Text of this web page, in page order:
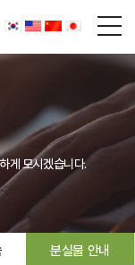
게 모시겠습니다.
분실물 안내